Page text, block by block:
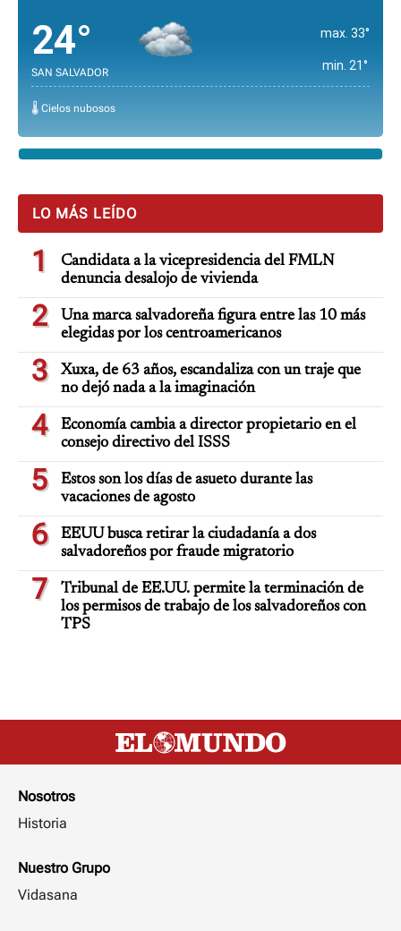
24°
SAN SALVADOR
max. 33°
min. 21°
🌡️ Cielos nubosos
LO MÁS LEÍDO
1
Candidata a la vicepresidencia del FMLN
denuncia desalojo de vivienda
2
Una marca salvadoreña figura entre las 10 más
elegidas por los centroamericanos
3
Xuxa, de 63 años, escandaliza con un traje que
no dejó nada a la imaginación
4
Economía cambia a director propietario en el
consejo directivo del ISSS
5
Estos son los días de asueto durante las
vacaciones de agosto
6
EEUU busca retirar la ciudadanía a dos
salvadoreños por fraude migratorio
7
Tribunal de EE.UU. permite la terminación de
los permisos de trabajo de los salvadoreños con
TPS
Nosotros
Historia
Nuestro Grupo
Vidasana